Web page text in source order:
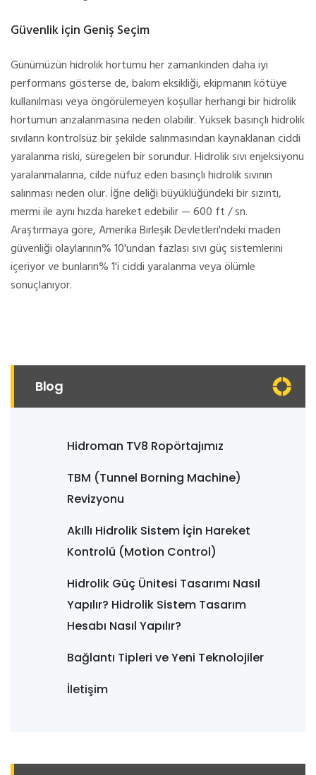
Güvenlik için Geniş Seçim
Günümüzün hidrolik hortumu her zamankinden daha iyi
performans gösterse de, bakım eksikliği, ekipmanın kötüye
kullanılması veya öngörülemeyen koşullar herhangi bir hidrolik
hortumun arızalanmasına neden olabilir. Yüksek basınçlı hidrolik
sıvıların kontrolsüz bir şekilde salınmasından kaynaklanan ciddi
yaralanma riski, süregelen bir sorundur. Hidrolik sıvı enjeksiyonu
yaralanmalarına, cilde nüfuz eden basınçlı hidrolik sıvının
salınması neden olur. İğne deliği büyüklüğündeki bir sızıntı,
mermi ile aynı hızda hareket edebilir — 600 ft / sn.
Araştırmaya göre, Amerika Birleşik Devletleri'ndeki maden
güvenliği olaylarının% 10'undan fazlası sıvı güç sistemlerini
içeriyor ve bunların% 1'i ciddi yaralanma veya ölümle
sonuçlanıyor.
Blog
Hidroman TV8 Ropörtajımız
TBM (Tunnel Borning Machine)
Revizyonu
Akıllı Hidrolik Sistem İçin Hareket
Kontrolü (Motion Control)
Hidrolik Güç Ünitesi Tasarımı Nasıl
Yapılır? Hidrolik Sistem Tasarım
Hesabı Nasıl Yapılır?
Bağlantı Tipleri ve Yeni Teknolojiler
İletişim